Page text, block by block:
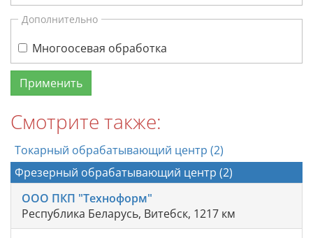
Дополнительно
Многоосевая обработка
Смотрите также:
Токарный обрабатывающий центр (2)
Фрезерный обрабатывающий центр (2)
ООО ПКП "Техноформ"
Республика Беларусь, Витебск, 1217 км